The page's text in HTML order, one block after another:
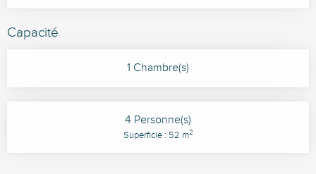
Capacité
1 Chambre(s)
4 Personne(s)
Superficie : 52 m2